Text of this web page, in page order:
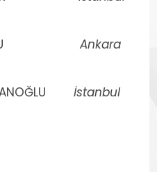
Ankara
İstanbul
KOÇ